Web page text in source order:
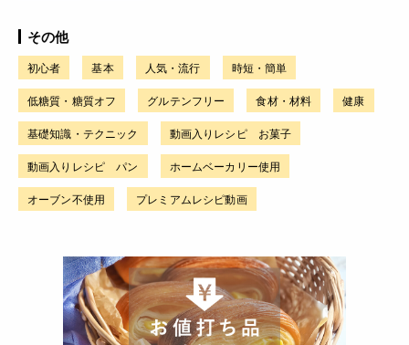
その他
初心者 基本 人気・流行 時短・簡単
低糖質・糖質オフ グルテンフリー 食材・材料 健康
基礎知識・テクニック 動画入りレシピ お菓子
動画入りレシピ パン ホームベーカリー使用
オーブン不使用 プレミアムレシピ動画